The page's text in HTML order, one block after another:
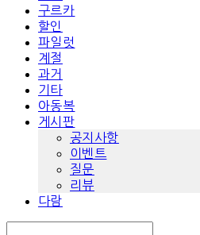
구르카
할인
파일럿
계절
과거
기타
아동복
게시판
공지사항
이벤트
질문
리뷰
다람